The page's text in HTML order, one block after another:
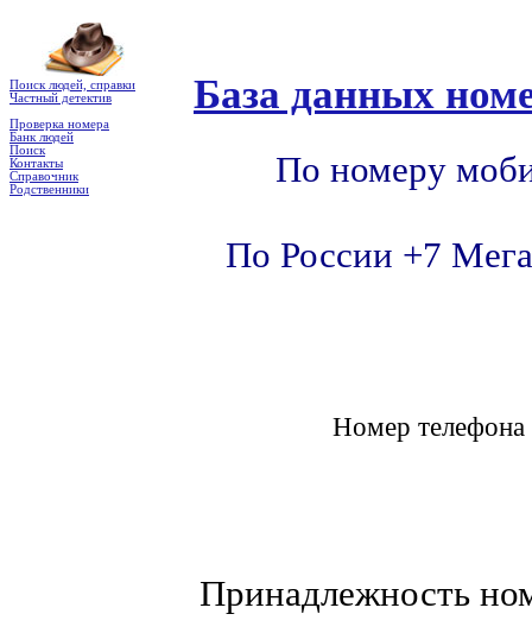
Поиск людей, справки
Частный детектив
Проверка номера
Банк людей
Поиск
Контакты
Справочник
Родственники
База данных
По номеру
По России +7
Номер
Принадлежность